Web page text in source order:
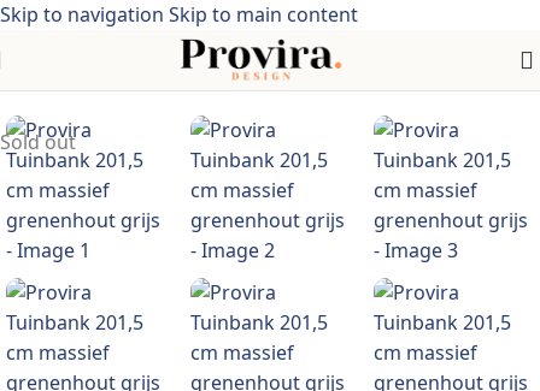
Skip to navigation Skip to main content
Meubelen > Tuinmeubelen > Tuinzitjes> Acaciahout
Sold out